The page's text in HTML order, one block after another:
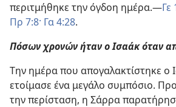
περιτμήθηκε την όγδοη ημέρα.—Γε
Πρ 7:8· Γα 4:28.
Πόσων χρονών ήταν ο Ισαάκ όταν
Την ημέρα που απογαλακτίστηκε ο
ετοίμασε ένα μεγάλο συμπόσιο.
την περίσταση, η Σάρρα